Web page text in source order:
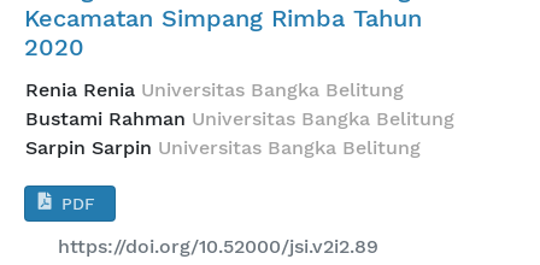
Kecamatan Simpang Rimba Tahun
2020
Renia Renia Universitas Bangka Belitung
Bustami Rahman Universitas Bangka Belitung
Sarpin Sarpin Universitas Bangka Belitung
PDF
https://doi.org/10.52000/jsi.v2i2.89